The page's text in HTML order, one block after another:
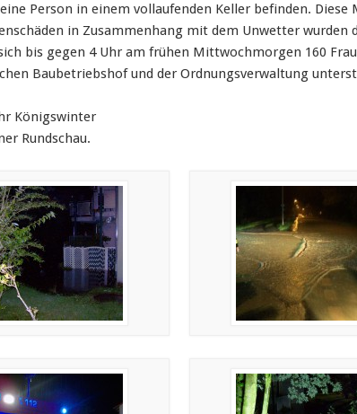
Person in einem vollaufenden Keller befinden. Diese
in Zusammenhang mit dem Unwetter wurden
bis gegen 4 Uhr am frühen Mittwochmorgen 160
Baubetriebshof und der Ordnungsverwaltung
Königswinter
Rundschau.